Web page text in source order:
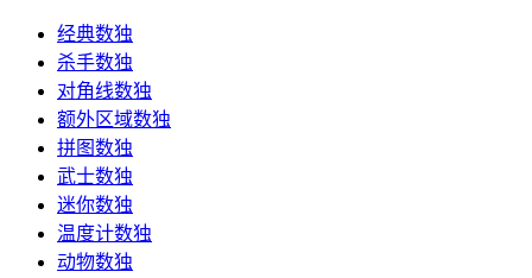
经典数独
杀手数独
对角线数独
额外区域数独
拼图数独
武士数独
迷你数独
温度计数独
动物数独